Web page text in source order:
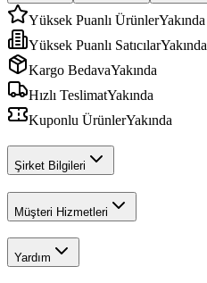
Yüksek Puanlı ÜrünlerYakında
Yüksek Puanlı SatıcılarYakında
Kargo BedavaYakında
Hızlı TeslimatYakında
Kuponlu ÜrünlerYakında
Şirket Bilgileri
Müşteri Hizmetleri
Yardım